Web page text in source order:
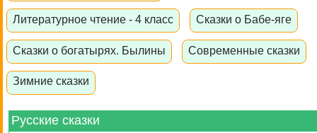
Литературное чтение - 4 класс Сказки о Бабе-яге
Сказки о богатырях. Былины Современные сказки
Зимние сказки
Русские сказки